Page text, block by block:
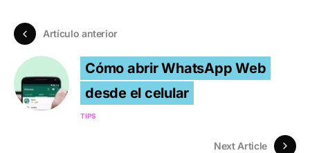
Artículo anterior
Cómo abrir WhatsApp Web
desde el celular
TIPS
Next Article